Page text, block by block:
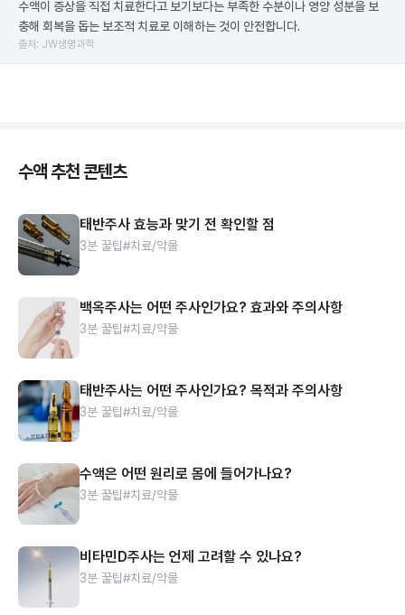
수액이 증상을 직접 치료한다고 보기보다는 부족한 수분이나 영양 성분을 보
충해 회복을 돕는 보조적 치료로 이해하는 것이 안전합니다.
출처: JW생명과학
수액 추천 콘텐츠
태반주사 효능과 맞기 전 확인할 점
3분 꿀팁#치료/약물
백옥주사는 어떤 주사인가요? 효과와 주의사항
3분 꿀팁#치료/약물
태반주사는 어떤 주사인가요? 목적과 주의사항
3분 꿀팁#치료/약물
수액은 어떤 원리로 몸에 들어가나요?
3분 꿀팁#치료/약물
비타민D주사는 언제 고려할 수 있나요?
3분 꿀팁#치료/약물